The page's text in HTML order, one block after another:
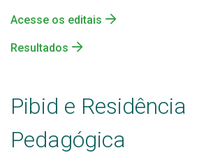
Acesse os editais
Resultados
Pibid e Residência
Pedagógica